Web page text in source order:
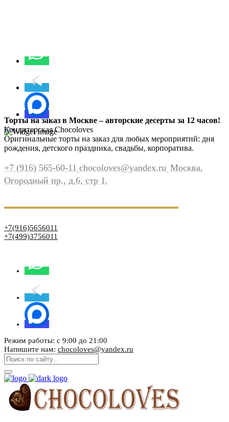
Торты на заказ в Москве – авторские десерты за 12 часов!
Кондитерская Chocoloves
Оригинальные торты на заказ для любых мероприятий: дня
рождения, детского праздника, свадьбы, корпоратива.
+7 (916) 565-60-11 chocoloves@yandex.ru Москва,
Огородный пр., д.6, стр 1.
+7(916)5656011
+7(499)3756011
Режим работы: с 9:00 до 21:00
Напишите нам: chocoloves@yandex.ru